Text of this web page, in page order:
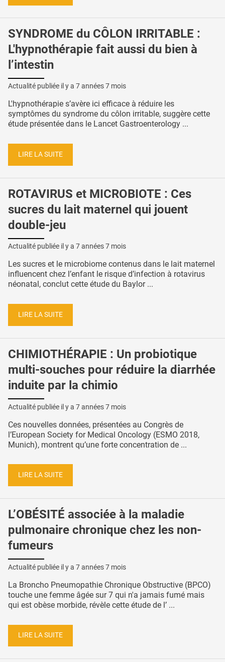
SYNDROME du CÔLON IRRITABLE :
L'hypnothérapie fait aussi du bien à
l’intestin
Actualité publiée il y a 7 années 7 mois
L'hypnothérapie s’avère ici efficace à réduire les
symptômes du syndrome du côlon irritable, suggère cette
étude présentée dans le Lancet Gastroenterology ...
LIRE LA SUITE
ROTAVIRUS et MICROBIOTE : Ces
sucres du lait maternel qui jouent
double-jeu
Actualité publiée il y a 7 années 7 mois
Les sucres et le microbiome contenus dans le lait maternel
influencent chez l’enfant le risque d’infection à rotavirus
néonatal, conclut cette étude du Baylor ...
LIRE LA SUITE
CHIMIOTHÉRAPIE : Un probiotique
multi-souches pour réduire la diarrhée
induite par la chimio
Actualité publiée il y a 7 années 7 mois
Ces nouvelles données, présentées au Congrès de
l’European Society for Medical Oncology (ESMO 2018,
Munich), montrent qu’une forte concentration de ...
LIRE LA SUITE
L’OBÉSITÉ associée à la maladie
pulmonaire chronique chez les non-
fumeurs
Actualité publiée il y a 7 années 7 mois
La Broncho Pneumopathie Chronique Obstructive (BPCO)
touche une femme âgée sur 7 qui n'a jamais fumé mais
qui est obèse morbide, révèle cette étude de l’ ...
LIRE LA SUITE